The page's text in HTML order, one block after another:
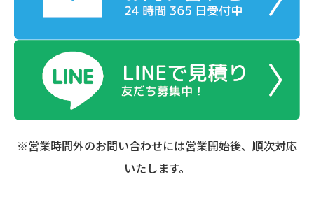
※営業時間外のお問い合わせには営業開始後、順次対応
いたします。